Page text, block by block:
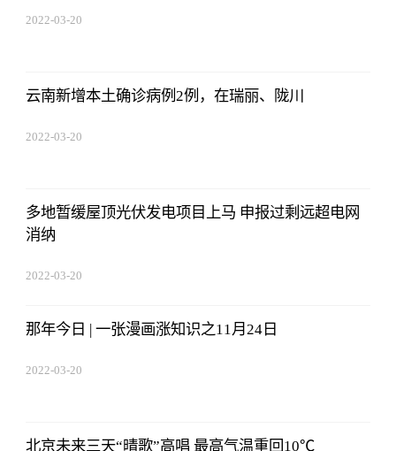
2022-03-20
云南新增本土确诊病例2例，在瑞丽、陇川
2022-03-20
多地暂缓屋顶光伏发电项目上马 申报过剩远超电网
消纳
2022-03-20
那年今日 | 一张漫画涨知识之11月24日
2022-03-20
北京未来三天“晴歌”高唱 最高气温重回10℃